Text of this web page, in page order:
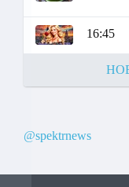
16:45
@spektrnews